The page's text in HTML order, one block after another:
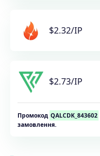
$2.32/IP
$2.73/IP
Промокод QALCDK_843602
замовлення.